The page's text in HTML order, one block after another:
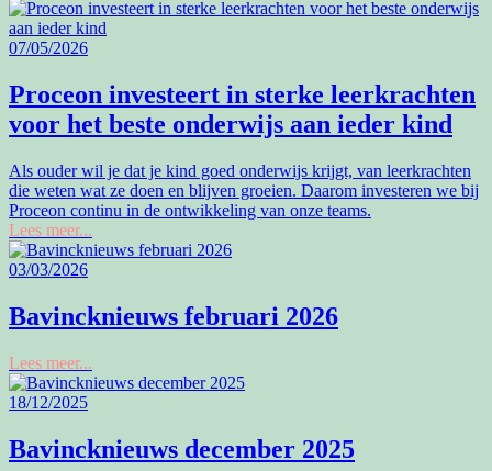
07/05/2026
Proceon investeert in sterke leerkrachten
voor het beste onderwijs aan ieder kind
Als ouder wil je dat je kind goed onderwijs krijgt, van leerkrachten
die weten wat ze doen en blijven groeien. Daarom investeren we bij
Proceon continu in de ontwikkeling van onze teams.
Lees meer...
03/03/2026
Bavincknieuws februari 2026
Lees meer...
18/12/2025
Bavincknieuws december 2025